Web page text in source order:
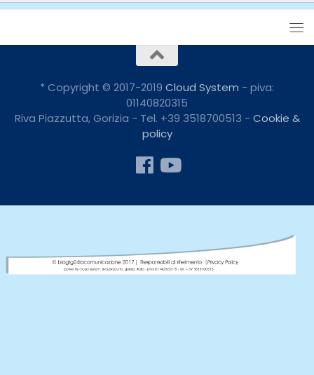
* Copyright © 2017-2019 Cloud System - piva:
01140820315
Riva Piazzutta, Gorizia - Tel. +39 3518700513 - Cookie &
policy